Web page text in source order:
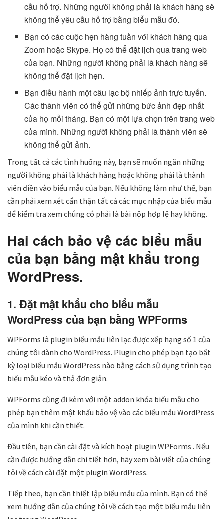
cầu hỗ trợ. Những người không phải là khách hàng sẽ
không thể yêu cầu hỗ trợ bằng biểu mẫu đó.
Bạn có các cuộc hẹn hàng tuần với khách hàng qua
Zoom hoặc Skype. Họ có thể đặt lịch qua trang web
của bạn. Những người không phải là khách hàng sẽ
không thể đặt lịch hẹn.
Bạn điều hành một câu lạc bộ nhiếp ảnh trực tuyến.
Các thành viên có thể gửi những bức ảnh đẹp nhất
của họ mỗi tháng. Bạn có một lựa chọn trên trang web
của mình. Những người không phải là thành viên sẽ
không thể gửi ảnh.
Trong tất cả các tình huống này, bạn sẽ muốn ngăn những
người không phải là khách hàng hoặc không phải là thành
viên điền vào biểu mẫu của bạn. Nếu không làm như thế, bạn
cần phải xem xét cẩn thận tất cả các mục nhập của biểu mẫu
để kiểm tra xem chúng có phải là bài nộp hợp lệ hay không.
Hai cách bảo vệ các biểu mẫu
của bạn bằng mật khẩu trong
WordPress.
1. Đặt mật khẩu cho biểu mẫu
WordPress của bạn bằng WPForms
WPForms là plugin biểu mẫu liên lạc được xếp hạng số 1 của
chúng tôi dành cho WordPress. Plugin cho phép bạn tạo bất
kỳ loại biểu mẫu WordPress nào bằng cách sử dụng trình tạo
biểu mẫu kéo và thả đơn giản.
WPForms cũng đi kèm với một addon khóa biểu mẫu cho
phép bạn thêm mật khẩu bảo vệ vào các biểu mẫu WordPress
của mình khi cần thiết.
Đầu tiên, bạn cần cài đặt và kích hoạt plugin WPForms . Nếu
cần được hướng dẫn chi tiết hơn, hãy xem bài viết của chúng
tôi về cách cài đặt một plugin WordPress.
Tiếp theo, bạn cần thiết lập biểu mẫu của mình. Bạn có thể
xem hướng dẫn của chúng tôi về cách tạo một biểu mẫu liên